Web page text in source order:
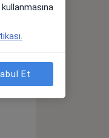
12 Ağustos
Et